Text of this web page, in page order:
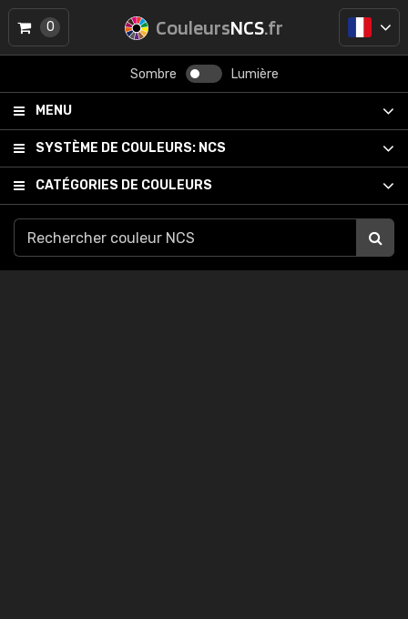
CouleursNCS.fr
Sombre Lumière
MENU
SYSTÈME DE COULEURS: NCS
CATÉGORIES DE COULEURS
0